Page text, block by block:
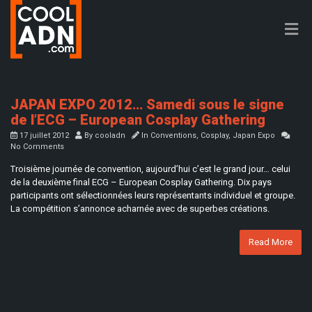
JAPAN EXPO 2012… Samedi sous le signe
de l’ECG – European Cosplay Gathering
17 juillet 2012 By cooladn In Conventions, Cosplay, Japan Expo
No Comments
Troisième journée de convention, aujourd’hui c’est le grand jour… celui
de la deuxième final ECG – European Cosplay Gathering. Dix pays
participants ont sélectionnées leurs représentants individuel et groupe.
La compétition s’annonce acharnée avec de superbes créations.
Read More